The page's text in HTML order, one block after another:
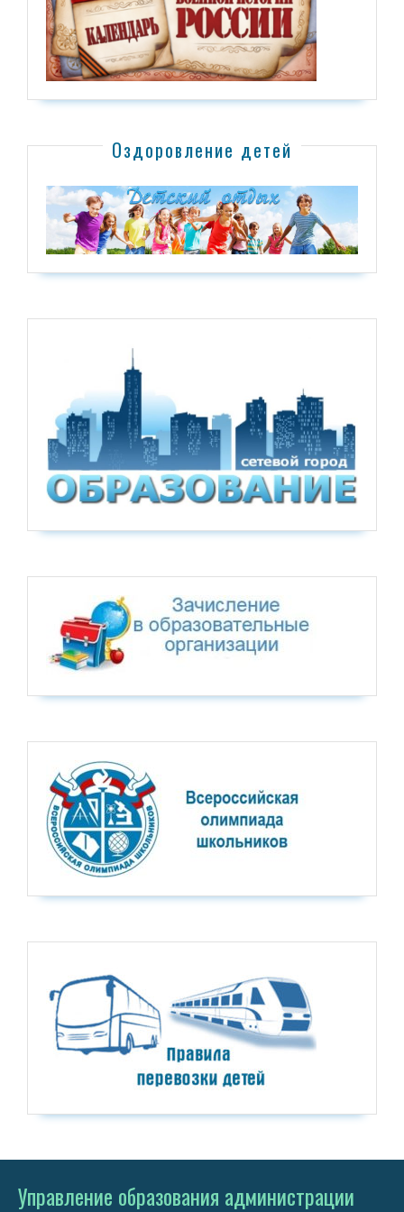
Оздоровление детей
Управление образования администрации